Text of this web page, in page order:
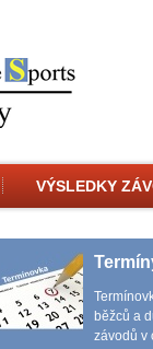
VÝSLEDKY
běžců a
závodů v